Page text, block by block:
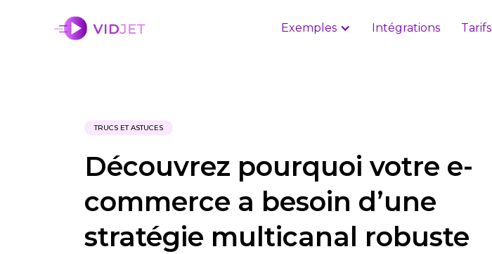
Exemples Intégrations Tarifs
TRUCS ET ASTUCES
Découvrez pourquoi votre e-
commerce a besoin d’une
stratégie multicanal robuste